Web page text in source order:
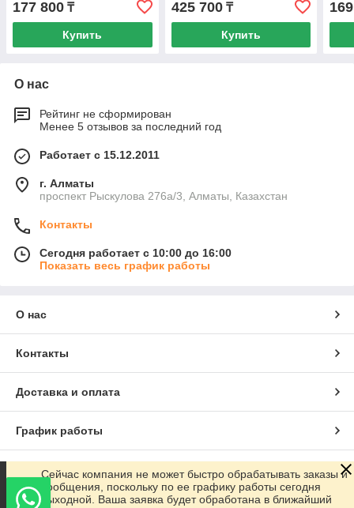
177 800 ₸
Купить
425 700₸
Купить
О нас
Рейтинг не сформирован
Менее 5 отзывов за последний год
Работает с 15.12.2011
г. Алматы
проспект Рыскулова 276а/3, Алматы, Казахстан
Контакты
Сегодня работает с 10:00 до 16:00
Показать весь график работы
О нас
Контакты
Доставка и оплата
График работы
Полная версия сайта
Сейчас компания не может быстро обрабатывать заказы и
сообщения, поскольку по ее графику работы сегодня
выходной. Ваша заявка будет обработана в ближайший